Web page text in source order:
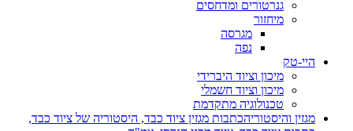
גנרטורים ומדחסים
מיחזור
מגרסה
נפה
היי-טק
מיכון וציוד היברידי
מיכון וציוד חשמלי
טכנולוגיה מתקדמת
מגזין והיסטוריהכתבות מגזין ציוד כבד, היסטוריה של ציוד כבד,